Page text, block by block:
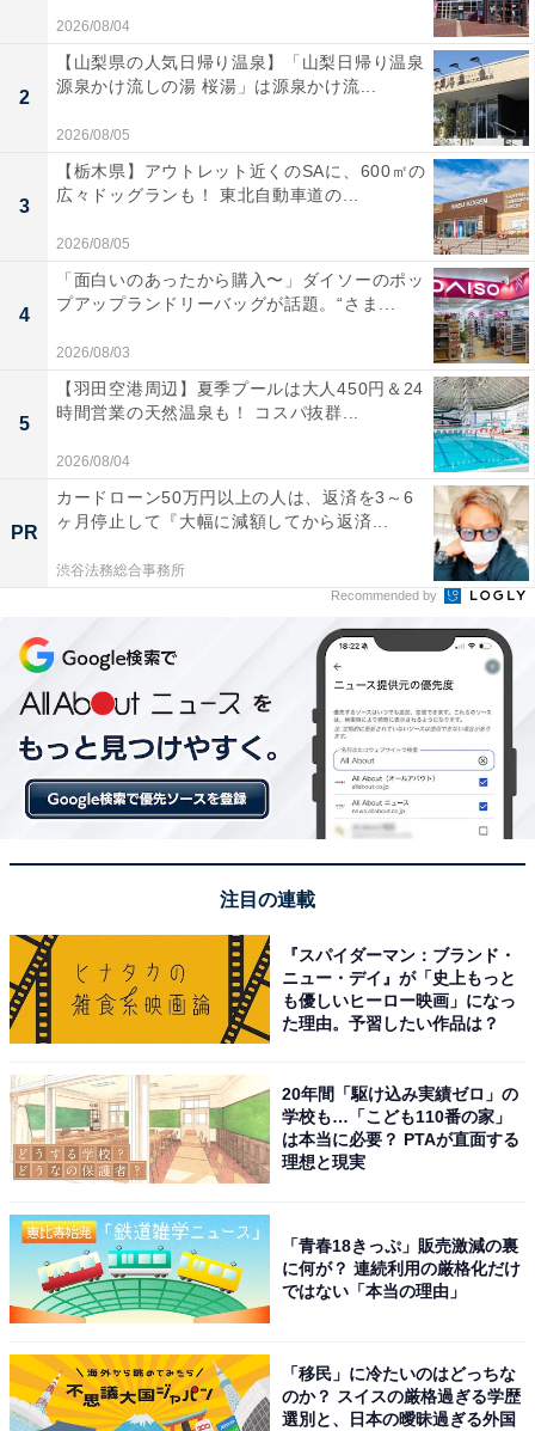
2026/08/04
2
【山梨県の人気日帰り温泉】「山梨日帰り温泉
源泉かけ流しの湯 桜湯」は源泉かけ流...
2026/08/05
3
【栃木県】アウトレット近くのSAに、600㎡の
広々ドッグランも！ 東北自動車道の...
2026/08/05
4
「面白いのあったから購入〜」ダイソーのポッ
プアップランドリーバッグが話題。“さま...
2026/08/03
5
【羽田空港周辺】夏季プールは大人450円＆24
時間営業の天然温泉も！ コスパ抜群...
2026/08/04
PR
カードローン50万円以上の人は、返済を3～6
ヶ月停止して『大幅に減額してから返済...
渋谷法務総合事務所
Recommended by
注目の連載
『スパイダーマン：ブランド・
ニュー・デイ』が「史上もっと
も優しいヒーロー映画」になっ
た理由。予習したい作品は？
20年間「駆け込み実績ゼロ」の
学校も…「こども110番の家」
は本当に必要？ PTAが直面する
理想と現実
「青春18きっぷ」販売激減の裏
に何が？ 連続利用の厳格化だけ
ではない「本当の理由」
「移民」に冷たいのはどっちな
のか？ スイスの厳格過ぎる学歴
選別と、日本の曖昧過ぎる外国